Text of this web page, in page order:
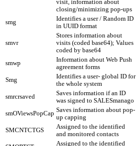
visit, information about
closing/minimizing pop-ups
smg
Identifies a user / Random ID
in UUID format
smvr
Stores information about
visits (coded base64); Values
coded by base64
smwp
Information about Web Push
agreement forms
Smg
Identifies a user- global ID for
the whole system
smrcrsaved
Saves information if an ID
was signed to SALESmanago
smOViewsPopCap Saves information about pop-
up capping
SMCNTCTGS
Assigned to the identified
and monitored contacts
Assigned to the identified